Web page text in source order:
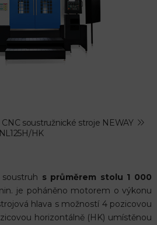
CNC soustružnické stroje NEWAY
HK
s průměrem stolu 1 000
je poháněno motorem o výkonu
hlava s možností 4 pozicovou
horizontálně (HK) umístěnou